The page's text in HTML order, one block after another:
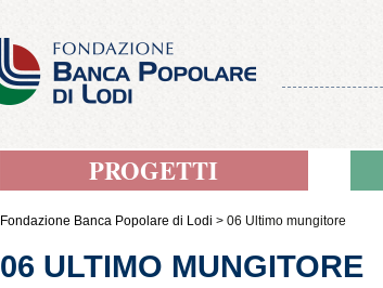
PROGETTI
Fondazione Banca Popolare di Lodi > 06 Ultimo mungitore
06 ULTIMO MUNGITORE